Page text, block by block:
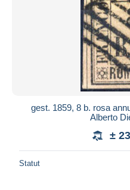
gest. 1859, 8 b. rosa
Alberto
±
Statut